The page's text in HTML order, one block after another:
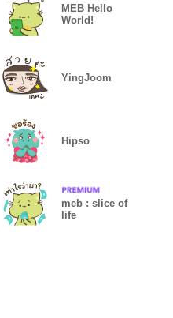
MEB Hello
World!
YingJoom
Hipso
meb : slice of
life